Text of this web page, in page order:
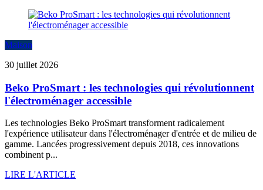
Maison
30 juillet 2026
Beko ProSmart : les technologies qui révolutionnent
l'électroménager accessible
Les technologies Beko ProSmart transforment radicalement
l'expérience utilisateur dans l'électroménager d'entrée et de milieu de
gamme. Lancées progressivement depuis 2018, ces innovations
combinent p...
LIRE L'ARTICLE